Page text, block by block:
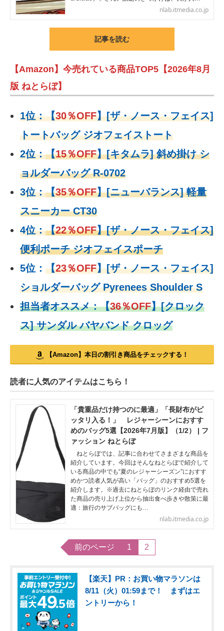
nlab.itmedia.co.jp
記事を読む
【Amazon】今売れている商品TOP5【2026年8月
版 ねとらぼ】
1位：【30％OFF】[ザ・ノース・フェイス]
トートバッグ ジオフェイストート
2位：【15％OFF】[キタムラ] 斜め掛け シ
ョルダーバッグ R-0702
3位：【35％OFF】[ニューバランス] 軽量
スニーカー CT30
4位：【22％OFF】[ザ・ノース・フェイス]
便利ポーチ ジオフェイスポーチ
5位： 【23％OFF】[ザ・ノース・フェイス]
ショルダーバッグ Pyrenees Shoulder S
担当者オススメ：【36％OFF】[クロック
ス] サンダル バヤバンド クロッグ
【Amazon】本日の割引き商品をチェックする！
読者に人気のアイテムはこちら！
「貴重品だけ持つのに最適」「長財布がピ
ッタリ入る！」 レジャーシーンにおすす
めのバッグ5選【2026年7月版】（1/2） | フ
ァッション ねとらぼ
ねとらぼでは、記事に合わせてさまざまな商品を
紹介しています。今回はそんなねとらぼで紹介して
いる商品の中でも“夏のレジャーシーズン”におすす
めかつ読者人気が高い「バッグ」のおすすめ5選を
紹介します。※過去にねとらぼのリンク経由で売れ
た商品の売り上げ上位から抽出食べ歩きや散策に最
適：旅行のサブバッグにも…
nlab.itmedia.co.jp
前のページ 1 2
【楽天】PR：お買い物マラソンは
8/11（火）01:59まで！ まずはエ
ントリーから！